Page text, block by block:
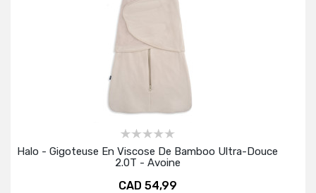
Halo - Gigoteuse En Viscose De Bamboo Ultra-Douce
2.0T - Avoine
CAD 54,99